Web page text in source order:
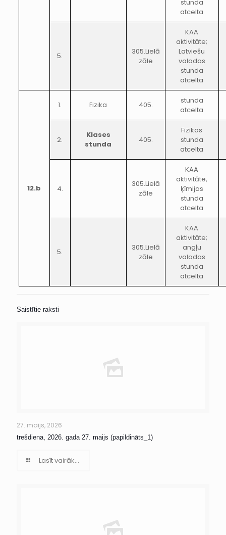
stunda
atcelta
5.
305.Lielā
zāle
KAA
aktivitāte;
Latviešu
valodas
stunda
atcelta
12.b
1. Fizika 405.
stunda
atcelta
2.
Klases
stunda
405.
Fizikas
stunda
atcelta
4.
305.Lielā
zāle
KAA
aktivitāte,
ķīmijas
stunda
atcelta
5.
305.Lielā
zāle
KAA
aktivitāte;
angļu
valodas
stunda
atcelta
Saistītie raksti
27. maijs, 2026
trešdiena, 2026. gada 27. maijs (papildināts_1)
Lasīt vairāk...